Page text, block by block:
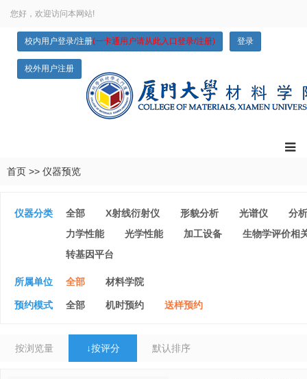
您好，欢迎访问本网站!
校内用户登录/注册(一卡通用户请从此入口登录/注册) 登录
校外用户注册
首页 >> 仪器预览
仪器分类 全部 X射线衍射仪 形貌分析 光谱仪
分
力学性能
光学性能 加工设备
生物学评价相
转基因平台
所属单位 全部 材料学院
预约模式 全部 机时预约 送样预约
按浏览量 ↓按评分 默认排序